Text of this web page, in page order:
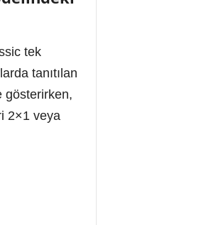
tek
tanıtılan
gösterirken,
2×1 veya